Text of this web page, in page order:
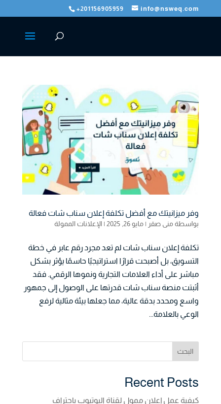
+201156905959 info@nsweq.com
وفر ميزانيتك مع أفضل تكلفة إعلان سناب شات فعالة
بواسطةمنى صقر | مايو 26, 2025 | الإعلانات الممولة
تكلفة إعلان سناب شات لم تعد مجرد رقم عابر في خطة
التسويق، بل أصبحت قرارًا استراتيجيًا حاسمًا يؤثر بشكل
مباشر على أداء العلامات التجارية ونموها الرقمي. فقد
أثبتت منصة سناب شات قدرتها على الوصول إلى جمهور
واسع ومحدد بدقة عالية، مما جعلها بيئة مثالية لرفع
الوعي بالعلامة...
البحث
Recent Posts
كيفية عمل إعلان ممول لقناة اليوتيوب باحتراف